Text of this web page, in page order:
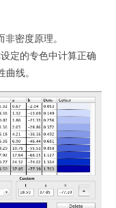
密度原理。
定的专色中计算正确
线。